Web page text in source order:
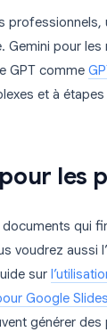
professionnels,
Gemini pour
GPT comme
et à
pour les
qui
voudrez aussi
sur
Google Slides
générer